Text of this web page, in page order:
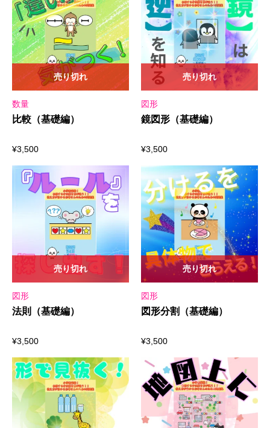
数量
比較（基礎編）
¥3,500
売り切れ
図形
鏡図形（基礎編）
¥3,500
売り切れ
図形
法則（基礎編）
¥3,500
売り切れ
図形
図形分割（基礎編）
¥3,500
売り切れ